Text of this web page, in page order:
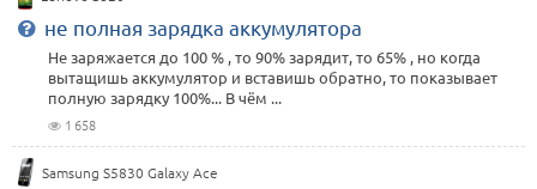
не полная зарядка аккумулятора
Не заряжается до 100 % , то 90% зарядит, то 65% , но когда
вытащишь аккумулятор и вставишь обратно, то показывает
полную зарядку 100%... В чём ...
1 658
Samsung S5830 Galaxy Ace